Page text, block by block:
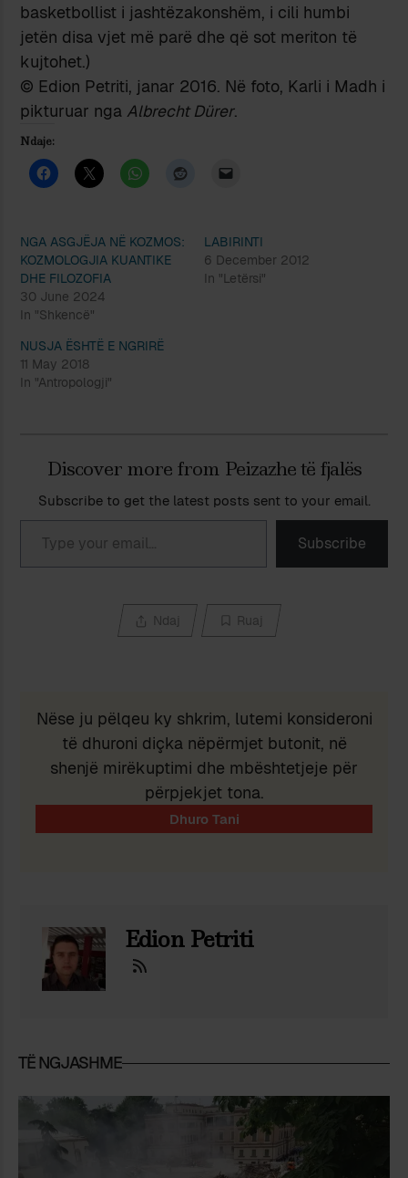
basketbollist i jashtëzakonshëm, i cili humbi
jetën disa vjet më parë dhe që sot meriton të
kujtohet.)
© Edion Petriti, janar 2016. Në foto, Karli i Madh i
pikturuar nga Albrecht Dürer.
Ndaje:
NGA ASGJËJA NË KOZMOS:
KOZMOLOGJIA KUANTIKE
DHE FILOZOFIA
30 June 2024
In "Shkencë"
LABIRINTI
6 December 2012
In "Letërsi"
NUSJA ËSHTË E NGRIRË
11 May 2018
In "Antropologji"
Discover more from Peizazhe të fjalës
Subscribe to get the latest posts sent to your email.
Type your email…
Subscribe
Ndaj Ruaj
Nëse ju pëlqeu ky shkrim, lutemi konsideroni
të dhuroni diçka nëpërmjet butonit, në
shenjë mirëkuptimi dhe mbështetjeje për
përpjekjet tona.
Edion Petriti
TË NGJASHME